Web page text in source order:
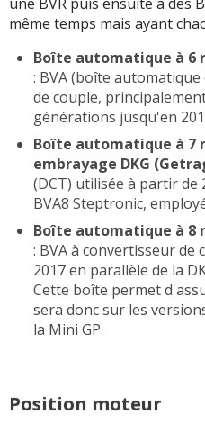
même temps mais ayant
Boîte automatique à 6
: BVA (boîte
de couple,
générations jusqu'en
Boîte automatique à 7
embrayage DKG
(DCT) utilisée à partir de
BVA8 Steptronic,
Boîte automatique à 8
: BVA à convertisseur de
2017 en parallèle de la
Cette boîte permet
sera donc sur les
la Mini GP.
Position moteur